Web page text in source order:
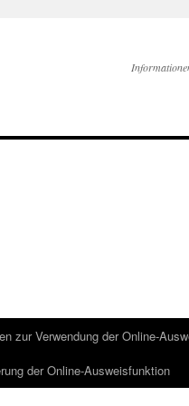
zur Verwendung der Online-
der Online-Ausweisfunktion